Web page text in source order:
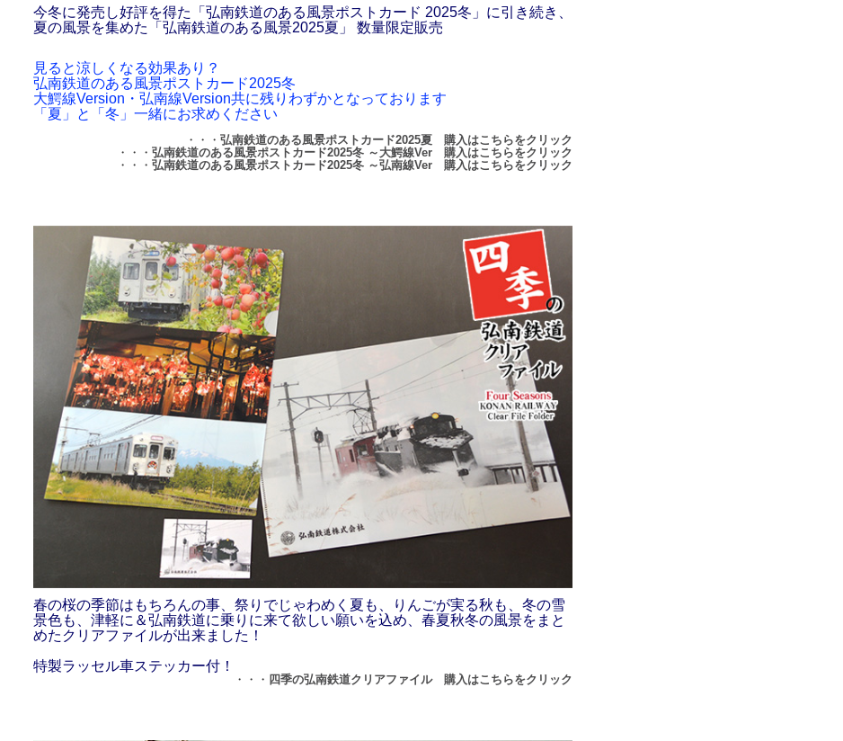
今冬に発売し好評を得た「弘南鉄道のある風景ポストカード 2025冬」に引き続き、
夏の風景を集めた「弘南鉄道のある風景2025夏」 数量限定販売
見ると涼しくなる効果あり？
弘南鉄道のある風景ポストカード2025冬
大鰐線Version・弘南線Version共に残りわずかとなっております
「夏」と「冬」一緒にお求めください
・・・ 弘南鉄道のある風景ポストカード2025夏 購入はこちらをクリック
・・・ 弘南鉄道のある風景ポストカード2025冬 ～大鰐線Ver 購入はこちらをクリック
・・・ 弘南鉄道のある風景ポストカード2025冬 ～弘南線Ver 購入はこちらをクリック
春の桜の季節はもちろんの事、祭りでじゃわめく夏も、りんごが実る秋も、冬の雪
景色も、津軽に＆弘南鉄道に乗りに来て欲しい願いを込め、春夏秋冬の風景をまと
めたクリアファイルが出来ました！
特製ラッセル車ステッカー付！
・・・ 四季の弘南鉄道クリアファイル 購入はこちらをクリック